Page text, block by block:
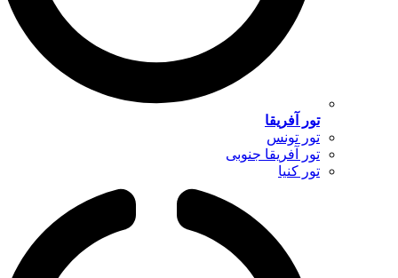
تور آفریقا
تور تونس
تور آفریقا جنوبی
تور کنیا